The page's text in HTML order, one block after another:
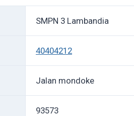
SMPN 3 Lambandia
40404212
Jalan mondoke
93573